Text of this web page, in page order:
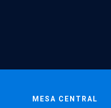
MESA CENTRAL